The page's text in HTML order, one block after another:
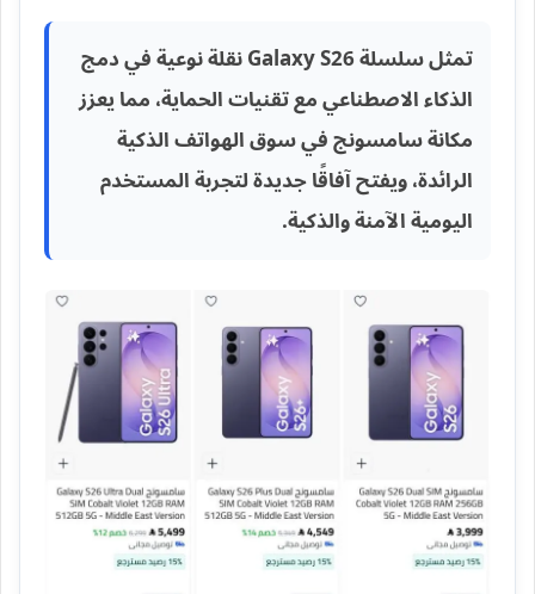
تمثل سلسلة Galaxy S26 نقلة نوعية في دمج
الذكاء الاصطناعي مع تقنيات الحماية، مما يعزز
مكانة سامسونج في سوق الهواتف الذكية
الرائدة، ويفتح آفاقًا جديدة لتجربة المستخدم
اليومية الآمنة والذكية.